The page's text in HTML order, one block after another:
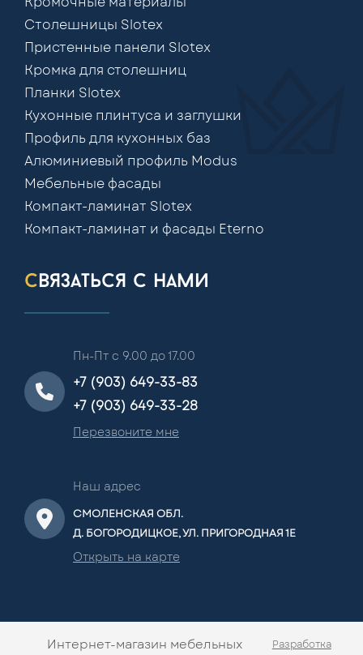
Кромочные материалы
Столешницы Slotex
Пристенные панели Slotex
Кромка для столешниц
Планки Slotex
Кухонные плинтуса и заглушки
Профиль для кухонных баз
Алюминиевый профиль Modus
Мебельные фасады
Компакт-ламинат Slotex
Компакт-ламинат и фасады Eterno
связаться с нами
Пн-Пт с 9.00 до 17.00
+7 (903) 649-33-83
+7 (903) 649-33-28
Перезвоните мне
Наш адрес
СМОЛЕНСКАЯ ОБЛ.
Д. БОГОРОДИЦКОЕ, УЛ. ПРИГОРОДНАЯ 1Е
Открыть на карте
Интернет-магазин мебельных Разработка